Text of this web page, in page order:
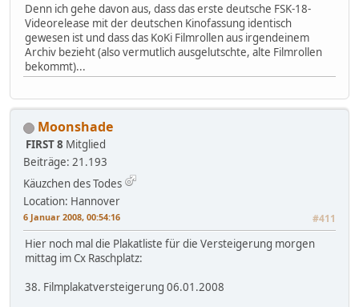
Denn ich gehe davon aus, dass das erste deutsche FSK-18-
Videorelease mit der deutschen Kinofassung identisch
gewesen ist und dass das KoKi Filmrollen aus irgendeinem
Archiv bezieht (also vermutlich ausgelutschte, alte Filmrollen
bekommt)...
Moonshade
FIRST 8 Mitglied
Beiträge: 21.193
Käuzchen des Todes
Location: Hannover
6 Januar 2008, 00:54:16 #411
Hier noch mal die Plakatliste für die Versteigerung morgen
mittag im Cx Raschplatz:
38. Filmplakatversteigerung 06.01.2008